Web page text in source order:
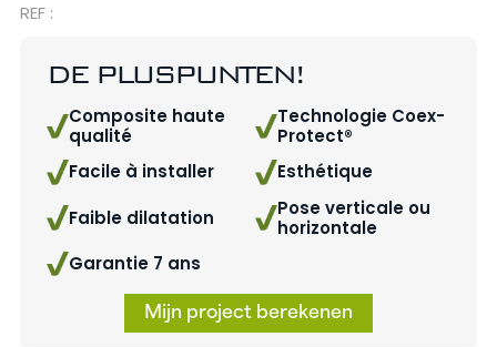
REF :
DE PLUSPUNTEN!
Composite haute
qualité
Technologie Coex-
Protect®️
Facile à installer
Esthétique
Faible dilatation
Pose verticale ou
horizontale
Garantie 7 ans
Mijn project berekenen